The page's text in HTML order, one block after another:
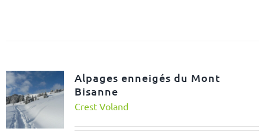
Alpages enneigés du Mont
Bisanne
Crest Voland